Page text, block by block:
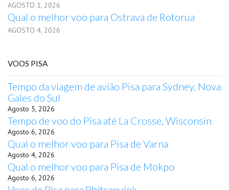
AGOSTO 1, 2026
Qual o melhor voo para Ostrava de Rotorua
AGOSTO 4, 2026
VOOS PISA
Tempo da viagem de avião Pisa para Sydney, Nova
Gales do Sul
Agosto 5, 2026
Tempo de voo do Pisa até La Crosse, Wisconsin
Agosto 6, 2026
Qual o melhor voo para Pisa de Varna
Agosto 4, 2026
Qual o melhor voo para Pisa de Mokpo
Agosto 6, 2026